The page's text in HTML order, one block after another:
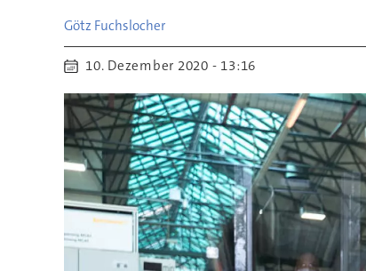
Götz Fuchslocher
10. Dezember 2020 - 13:16